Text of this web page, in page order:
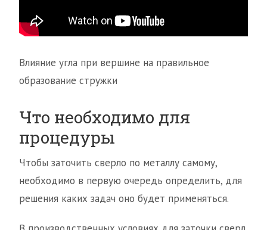
Влияние угла при вершине на правильное
образование стружки
Что необходимо для
процедуры
Чтобы заточить сверло по металлу самому,
необходимо в первую очередь определить, для
решения каких задач оно будет применяться.